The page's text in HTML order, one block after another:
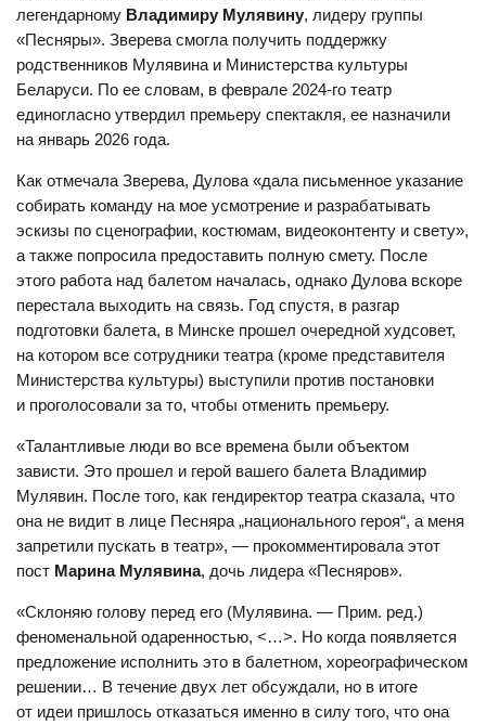
легендарному Владимиру Мулявину, лидеру группы
«Песняры». Зверева смогла получить поддержку
родственников Мулявина и Министерства культуры
Беларуси. По ее словам, в феврале 2024-го театр
единогласно утвердил премьеру спектакля, ее назначили
на январь 2026 года.
Как отмечала Зверева, Дулова «дала письменное указание
собирать команду на мое усмотрение и разрабатывать
эскизы по сценографии, костюмам, видеоконтенту и свету»,
а также попросила предоставить полную смету. После
этого работа над балетом началась, однако Дулова вскоре
перестала выходить на связь. Год спустя, в разгар
подготовки балета, в Минске прошел очередной худсовет,
на котором все сотрудники театра (кроме представителя
Министерства культуры) выступили против постановки
и проголосовали за то, чтобы отменить премьеру.
«Талантливые люди во все времена были объектом
зависти. Это прошел и герой вашего балета Владимир
Мулявин. После того, как гендиректор театра сказала, что
она не видит в лице Песняра „национального героя“, а меня
запретили пускать в театр», — прокомментировала этот
пост Марина Мулявина, дочь лидера «Песняров».
«Склоняю голову перед его (Мулявина. — Прим. ред.)
феноменальной одаренностью, <…>. Но когда появляется
предложение исполнить это в балетном, хореографическом
решении… В течение двух лет обсуждали, но в итоге
от идеи пришлось отказаться именно в силу того, что она